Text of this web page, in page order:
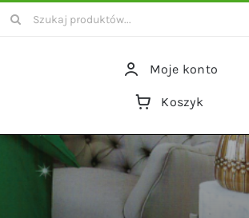
Szukaj
Moje konto
Koszyk